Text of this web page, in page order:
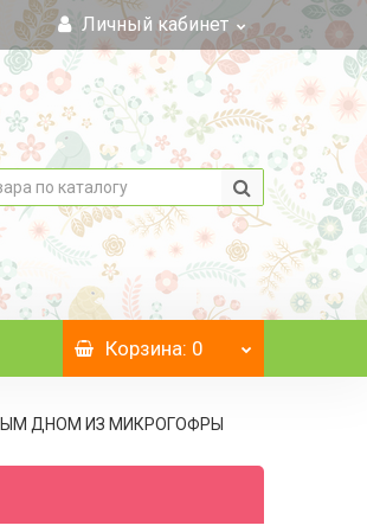
Личный кабинет
Корзина: 0
ДНОМ ИЗ МИКРОГОФРЫ